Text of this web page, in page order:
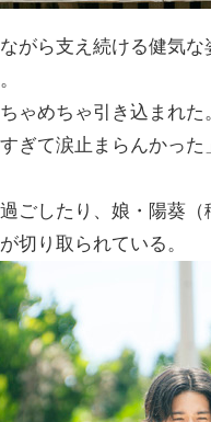
がら支え続ける健気
ゃめちゃ引き込まれ
ぎて涙止まらんかっ
ごしたり、娘・陽葵
切り取られている。